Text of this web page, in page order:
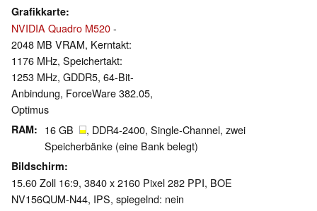
Grafikkarte
NVIDIA Quadro M520-
2048 MB VRAM, Kerntakt:
1176 MHz, Speichertakt:
1253 MHz, GDDR5, 64-Bit-
Anbindung, ForceWare 382.05,
Optimus
RAM 16 GB
, DDR4-2400, Single-Channel, zwei
Speicherbänke (eine Bank belegt)
Bildschirm
15.60 Zoll 16:9, 3840 x 2160 Pixel 282 PPI, BOE
NV156QUM-N44, IPS, spiegelnd: nein